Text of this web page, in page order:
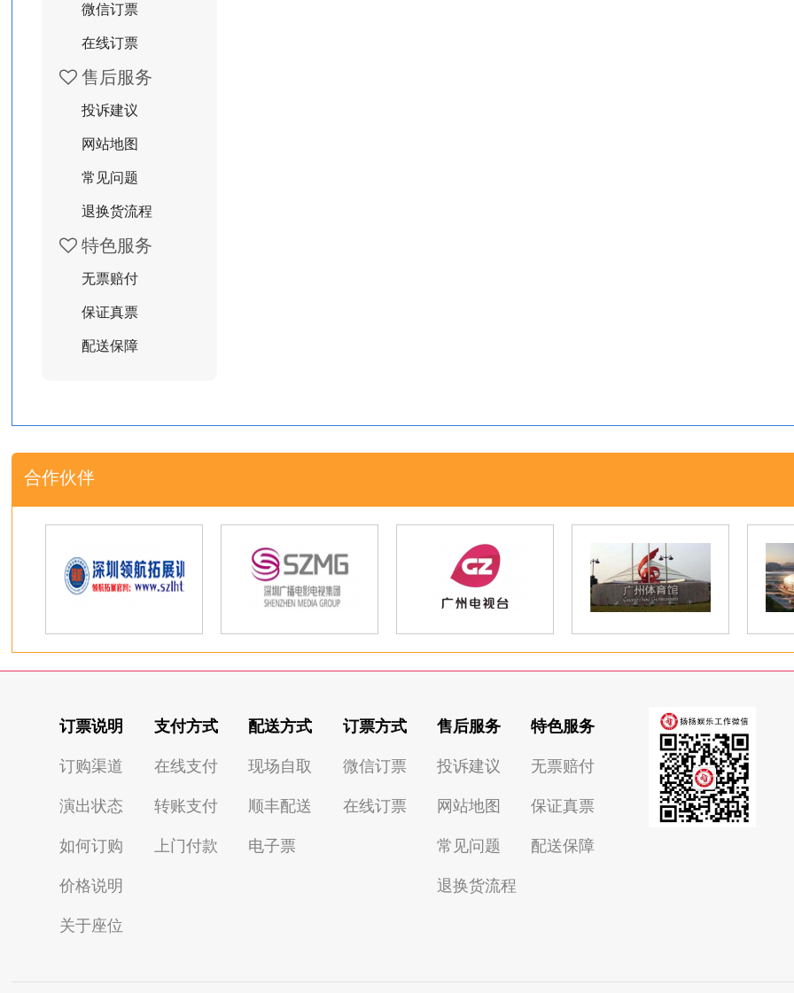
微信订票
在线订票
售后服务
投诉建议
网站地图
常见问题
退换货流程
特色服务
无票赔付
保证真票
配送保障
合作伙伴
订票说明
订购渠道
演出状态
如何订购
价格说明
关于座位
支付方式
在线支付
转账支付
上门付款
配送方式
现场自取
顺丰配送
电子票
订票方式
微信订票
在线订票
售后服务
投诉建议
网站地图
常见问题
退换货流程
特色服务
无票赔付
保证真票
配送保障